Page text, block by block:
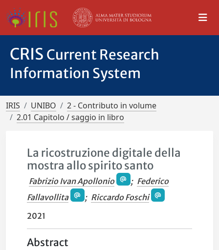
CRIS Current Research
Information System
IRIS UNIBO
2 - Contributo in volume
2.01 Capitolo / saggio in libro
La ricostruzione digitale della
mostra allo spirito santo
Fabrizio Ivan Apollonio ; Federico
Fallavollita
; Riccardo Foschi
2021
Abstract